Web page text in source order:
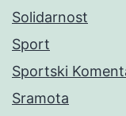
Solidarnost
Sport
Sportski
Sramota